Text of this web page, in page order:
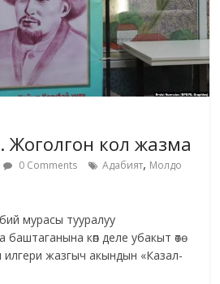
кол жазма
0 Comments Адабият, Молдо
мурасы тууралуу
көп деле убакыт өтө
жазгыч акындын «Казал-